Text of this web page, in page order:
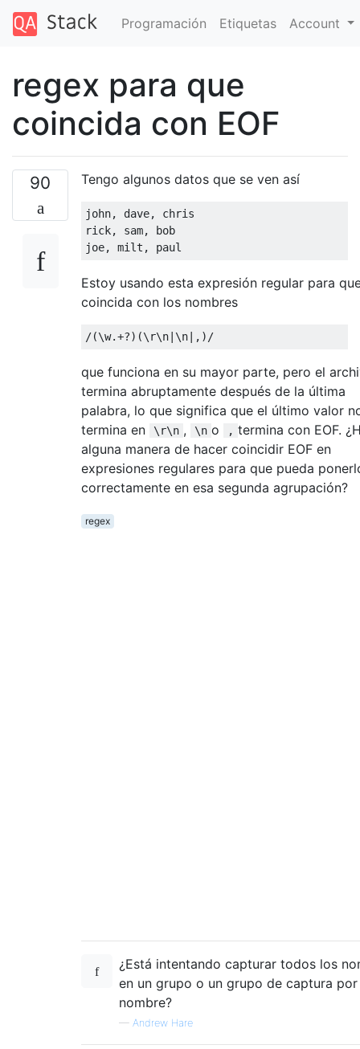
Programación Etiquetas Account
regex para que
coincida con EOF
90 Tengo algunos datos que se ven así
john, dave, chris
rick, sam, bob
Estoy usando esta expresión regular para
coincida con los nombres
/(\w.+?)(\ r\n| \n
que funciona en su mayor parte, pero el
termina abruptamente después de la última
palabra, lo que significa que el último valor
termina en
\r\n , \n o , termina con EOF.
alguna manera de hacer coincidir EOF en
expresiones regulares para que pueda
correctamente en esa segunda agrupación?
regex
¿Está intentando capturar todos los
en un grupo o un grupo de captura por
nombre?
— Andrew Hare